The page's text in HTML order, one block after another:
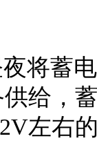
将蓄
给，
左右